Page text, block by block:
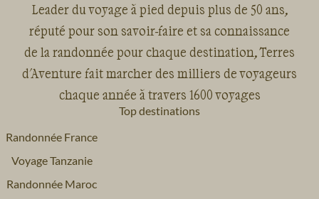
Leader du voyage à pied depuis plus de 50 ans,
réputé pour son savoir-faire et sa connaissance
de la randonnée pour chaque destination, Terres
d'Aventure fait marcher des milliers de voyageurs
chaque année à travers 1600 voyages
Top destinations
Randonnée France
Voyage Tanzanie
Randonnée Maroc